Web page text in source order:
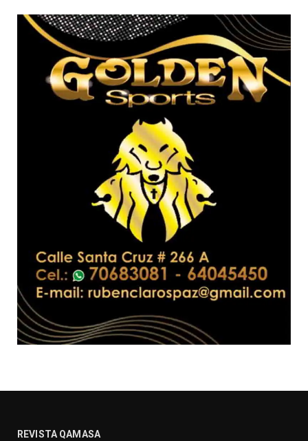
REVISTA QAMASA